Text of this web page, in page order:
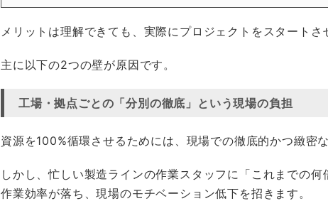
メリットは理解できても、実際にプロジェクトをスタートさ
主に以下の2つの壁が原因です。
工場・拠点ごとの「分別の徹底」という現場の負担
資源を100%循環させるためには、現場での徹底的かつ緻密
しかし、忙しい製造ラインの作業スタッフに「これまでの何
作業効率が落ち、現場のモチベーション低下を招きます。